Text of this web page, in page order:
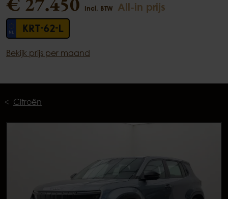
Incl. BTW All-in prijs
KRT-62-L
Bekijk prijs per maand
Citroën